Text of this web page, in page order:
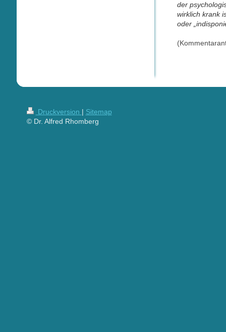
der
wirklich krank
oder
Druckversion | Sitemap
© Dr. Alfred Rhomberg